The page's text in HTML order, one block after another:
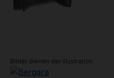
Bilder dienen der Illustration